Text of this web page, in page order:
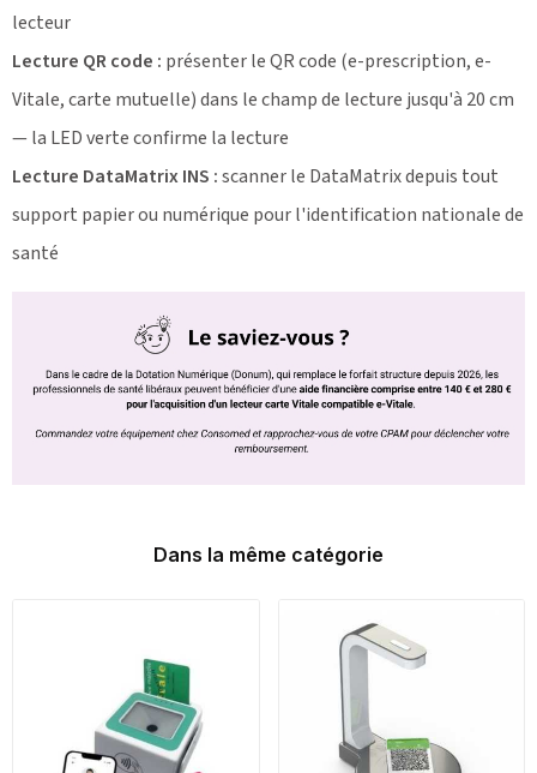
lecteur
Lecture QR code : présenter le QR code (e-prescription, e-
Vitale, carte mutuelle) dans le champ de lecture jusqu'à 20 cm
— la LED verte confirme la lecture
Lecture DataMatrix INS :scanner le DataMatrix depuis tout
support papier ou numérique pour l'identification nationale de
santé
Dans la même catégorie